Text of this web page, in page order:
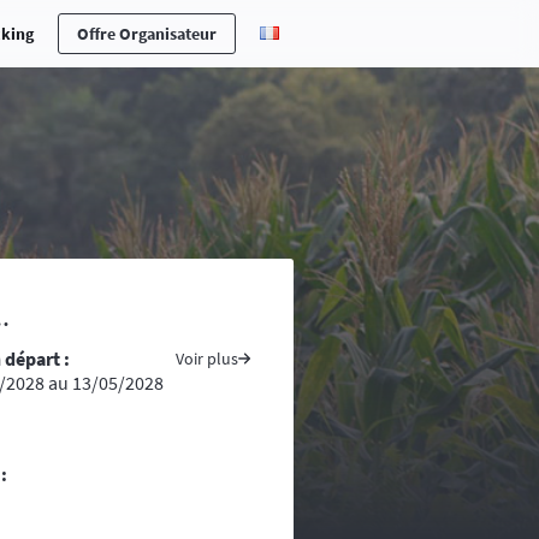
Offre Organisateur
départ : Voir plus
au 13/05/2028
en cas d’accident ou maladie,
n’est pas toujours aisée ….
traversés, prenez avec vous
du ministère des affaires
conseillé voire indispensable
randonnée, vous vous
d’assistance médicale locale.
la progression de la course. La